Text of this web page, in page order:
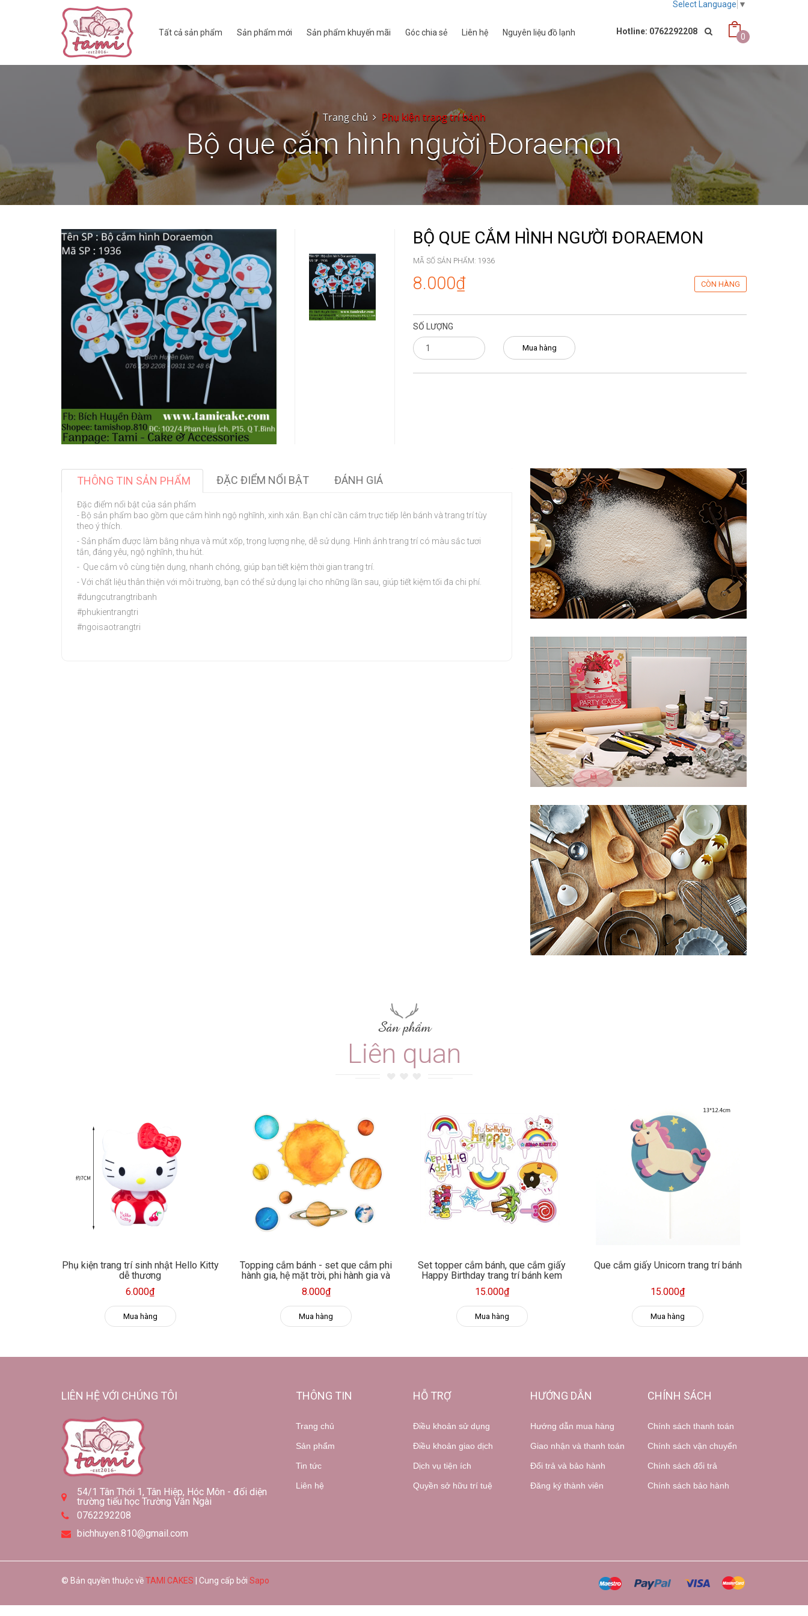
Select Language ▼
Hotline: 0762292208
0
Tất cả sản phẩm Sản phẩm mới Sản phẩm khuyến mãi Góc chia sẻ Liên hệ Nguyên liệu đồ lạnh
Trang chủ Phụ kiện trang trí bánh
Bộ que cắm hình người Đoraemon
BỘ QUE CẮM HÌNH NGƯỜI ĐORAEMON
MÃ SỐ SẢN PHẨM: 1936
8.000₫ CÒN HÀNG
SỐ LƯỢNG
Mua hàng
THÔNG TIN SẢN PHẨM ĐẶC ĐIỂM NỔI BẬT ĐÁNH GIÁ
Đặc điểm nổi bật của sản phẩm
- Bộ sản phẩm bao gồm que cắm hình ngộ nghĩnh, xinh xắn. Bạn chỉ cần cắm trực tiếp lên bánh và trang trí tùy
theo ý thích.
- Sản phẩm được làm bằng nhựa và mút xốp, trọng lượng nhẹ, dễ sử dụng. Hình ảnh trang trí có màu sắc tươi
tắn, đáng yêu, ngộ nghĩnh, thu hút.
- Que cắm vô cùng tiện dụng, nhanh chóng, giúp bạn tiết kiệm thời gian trang trí.
- Với chất liệu thân thiện với môi trường, bạn có thể sử dụng lại cho những lần sau, giúp tiết kiệm tối đa chi phí.
#dungcutrangtribanh
#phukientrangtri
#ngoisaotrangtri
Sản phẩm
Liên quan
Phụ kiện trang trí sinh nhật Hello Kitty
dễ thương
6.000₫
Mua hàng
Topping cắm bánh - set que cắm phi
hành gia, hệ mặt trời, phi hành gia và
tàu vũ trụ
8.000₫
Mua hàng
Set topper cắm bánh, que cắm giấy
Happy Birthday trang trí bánh kem
15.000₫
Mua hàng
Que cắm giấy Unicorn trang trí bánh
15.000₫
Mua hàng
LIÊN HỆ VỚI CHÚNG TÔI
54/1 Tân Thới 1, Tân Hiệp, Hóc Môn - đối diện
trường tiểu học Trường Văn Ngài
0762292208
bichhuyen.810@gmail.com
THÔNG TIN
Trang chủ
Sản phẩm
Tin tức
Liên hệ
HỖ TRỢ
Điều khoản sử dụng
Điều khoản giao dịch
Dịch vụ tiện ích
Quyền sở hữu trí tuệ
HƯỚNG DẪN
Hướng dẫn mua hàng
Giao nhận và thanh toán
Đổi trả và bảo hành
Đăng ký thành viên
CHÍNH SÁCH
Chính sách thanh toán
Chính sách vận chuyển
Chính sách đổi trả
Chính sách bảo hành
© Bản quyền thuộc vềTAMI CAKES | Cung cấp bởi Sapo